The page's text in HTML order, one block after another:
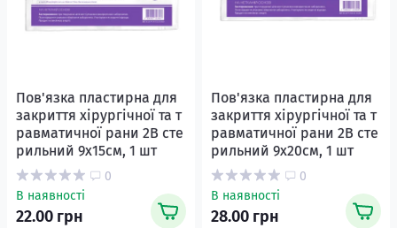
Пов'язка пластирна для
закриття хірургічної та т
равматичної рани 2В сте
рильний 9х15см, 1 шт
0
В наявності
22.00 грн
Пов'язка пластирна для
закриття хірургічної та т
равматичної рани 2В сте
рильний 9х20см, 1 шт
0
В наявності
28.00 грн